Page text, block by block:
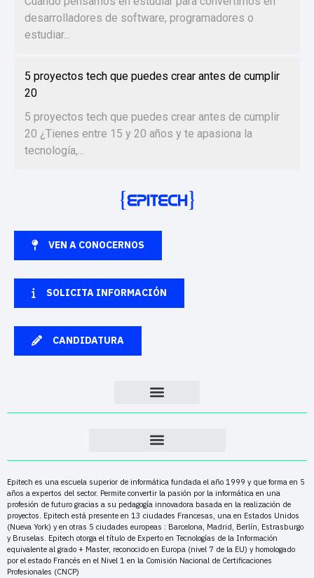
desarrolladores de software, programadores o
estudiar...
5 proyectos tech que puedes crear antes de cumplir
20
5 proyectos tech que puedes crear antes de cumplir
20 ¿Tienes entre 15 y 20 años y te apasiona la
tecnología,...
VEN A CONOCERNOS
SOLICITA INFORMACIÓN
CANDIDATURA
Epitech es una escuela superior de informática fundada el año 1999 y que forma en 5
años a expertos del sector. Permite convertir la pasión por la informática en una
profesión de futuro gracias a su pedagogía innovadora basada en la realización de
proyectos. Epitech está presente en 13 ciudades Francesas, una en Estados Unidos
(Nueva York) y en otras 5 ciudades europeas : Barcelona, Madrid, Berlín, Estrasburgo
y Bruselas. Epitech otorga el título de Experto en Tecnologías de la Información
equivalente al grado + Master, reconocido en Europa (nivel 7 de la EU) y homologado
por el estado Francés en el Nivel 1 en la Comisión Nacional de Certificaciones
Profesionales (CNCP)